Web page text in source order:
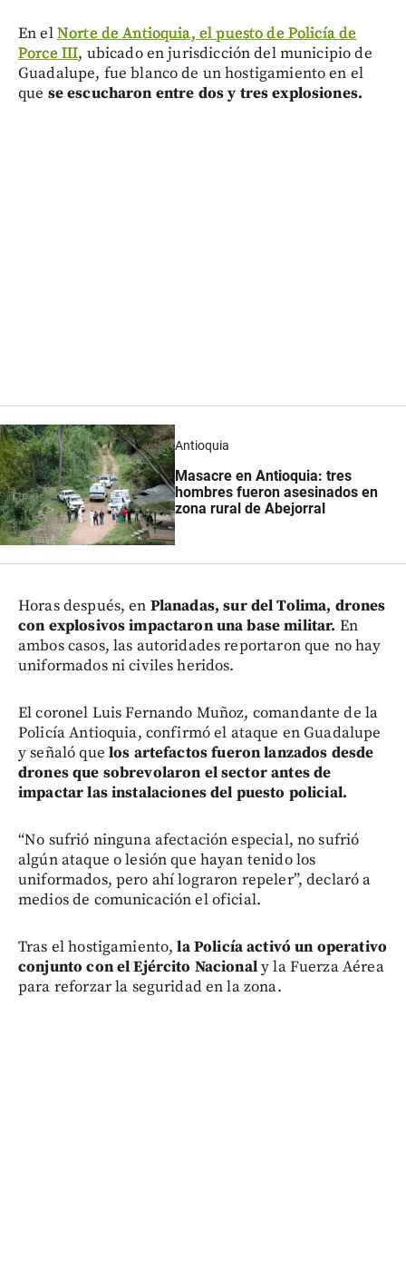
En elNorte de Antioquia, el puesto de Policía de
Porce III, ubicado en jurisdicción del municipio de
Guadalupe, fue blanco de un hostigamiento en el
que se escucharon entre dos y tres explosiones.
Antioquia
Masacre en Antioquia: tres
hombres fueron asesinados en
zona rural de Abejorral
Horas después, en Planadas, sur del Tolima, drones
con explosivos impactaron una base militar. En
ambos casos, las autoridades reportaron que no hay
uniformados ni civiles heridos.
El coronel Luis Fernando Muñoz, comandante de la
Policía Antioquia, confirmó el ataque en Guadalupe
y señaló que los artefactos fueron lanzados desde
drones que sobrevolaron el sector antes de
impactar las instalaciones del puesto policial.
“No sufrió ninguna afectación especial, no sufrió
algún ataque o lesión que hayan tenido los
uniformados, pero ahí lograron repeler”, declaró a
medios de comunicación el oficial.
Tras el hostigamiento,la Policía activó un operativo
conjunto con el Ejército Nacionaly la Fuerza Aérea
para reforzar la seguridad en la zona.